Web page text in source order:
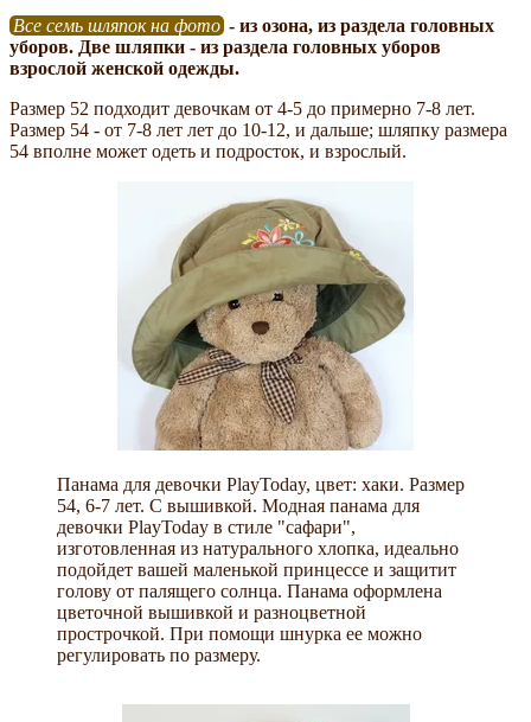
Все семь шляпок на фото - из озона, из раздела головных
уборов. Две шляпки - из раздела головных уборов
взрослой женской одежды.
Размер 52 подходит девочкам от 4-5 до примерно 7-8 лет.
Размер 54 - от 7-8 лет лет до 10-12, и дальше; шляпку размера
54 вполне может одеть и подросток, и взрослый.
Панама для девочки PlayToday, цвет: хаки. Размер
54, 6-7 лет. С вышивкой. Модная панама для
девочки PlayToday в стиле "сафари",
изготовленная из натурального хлопка, идеально
подойдет вашей маленькой принцессе и защитит
голову от палящего солнца. Панама оформлена
цветочной вышивкой и разноцветной
прострочкой. При помощи шнурка ее можно
регулировать по размеру.